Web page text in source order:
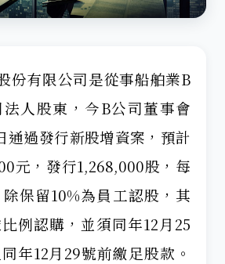
份有限公司是從事船舶業B
人股東，今B公司董事會
通過發行新股增資案，預計
元，發行1,268,000股，每
保留10%為員工認股，其
例認購，並須同年12月25
年12月29號前繳足股款。